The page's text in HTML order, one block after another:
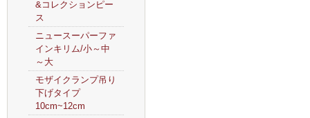
&コレクションピー
ス
ニュースーパーファ
インキリム/小～中
～大
モザイクランプ吊り
下げタイプ
10cm~12cm